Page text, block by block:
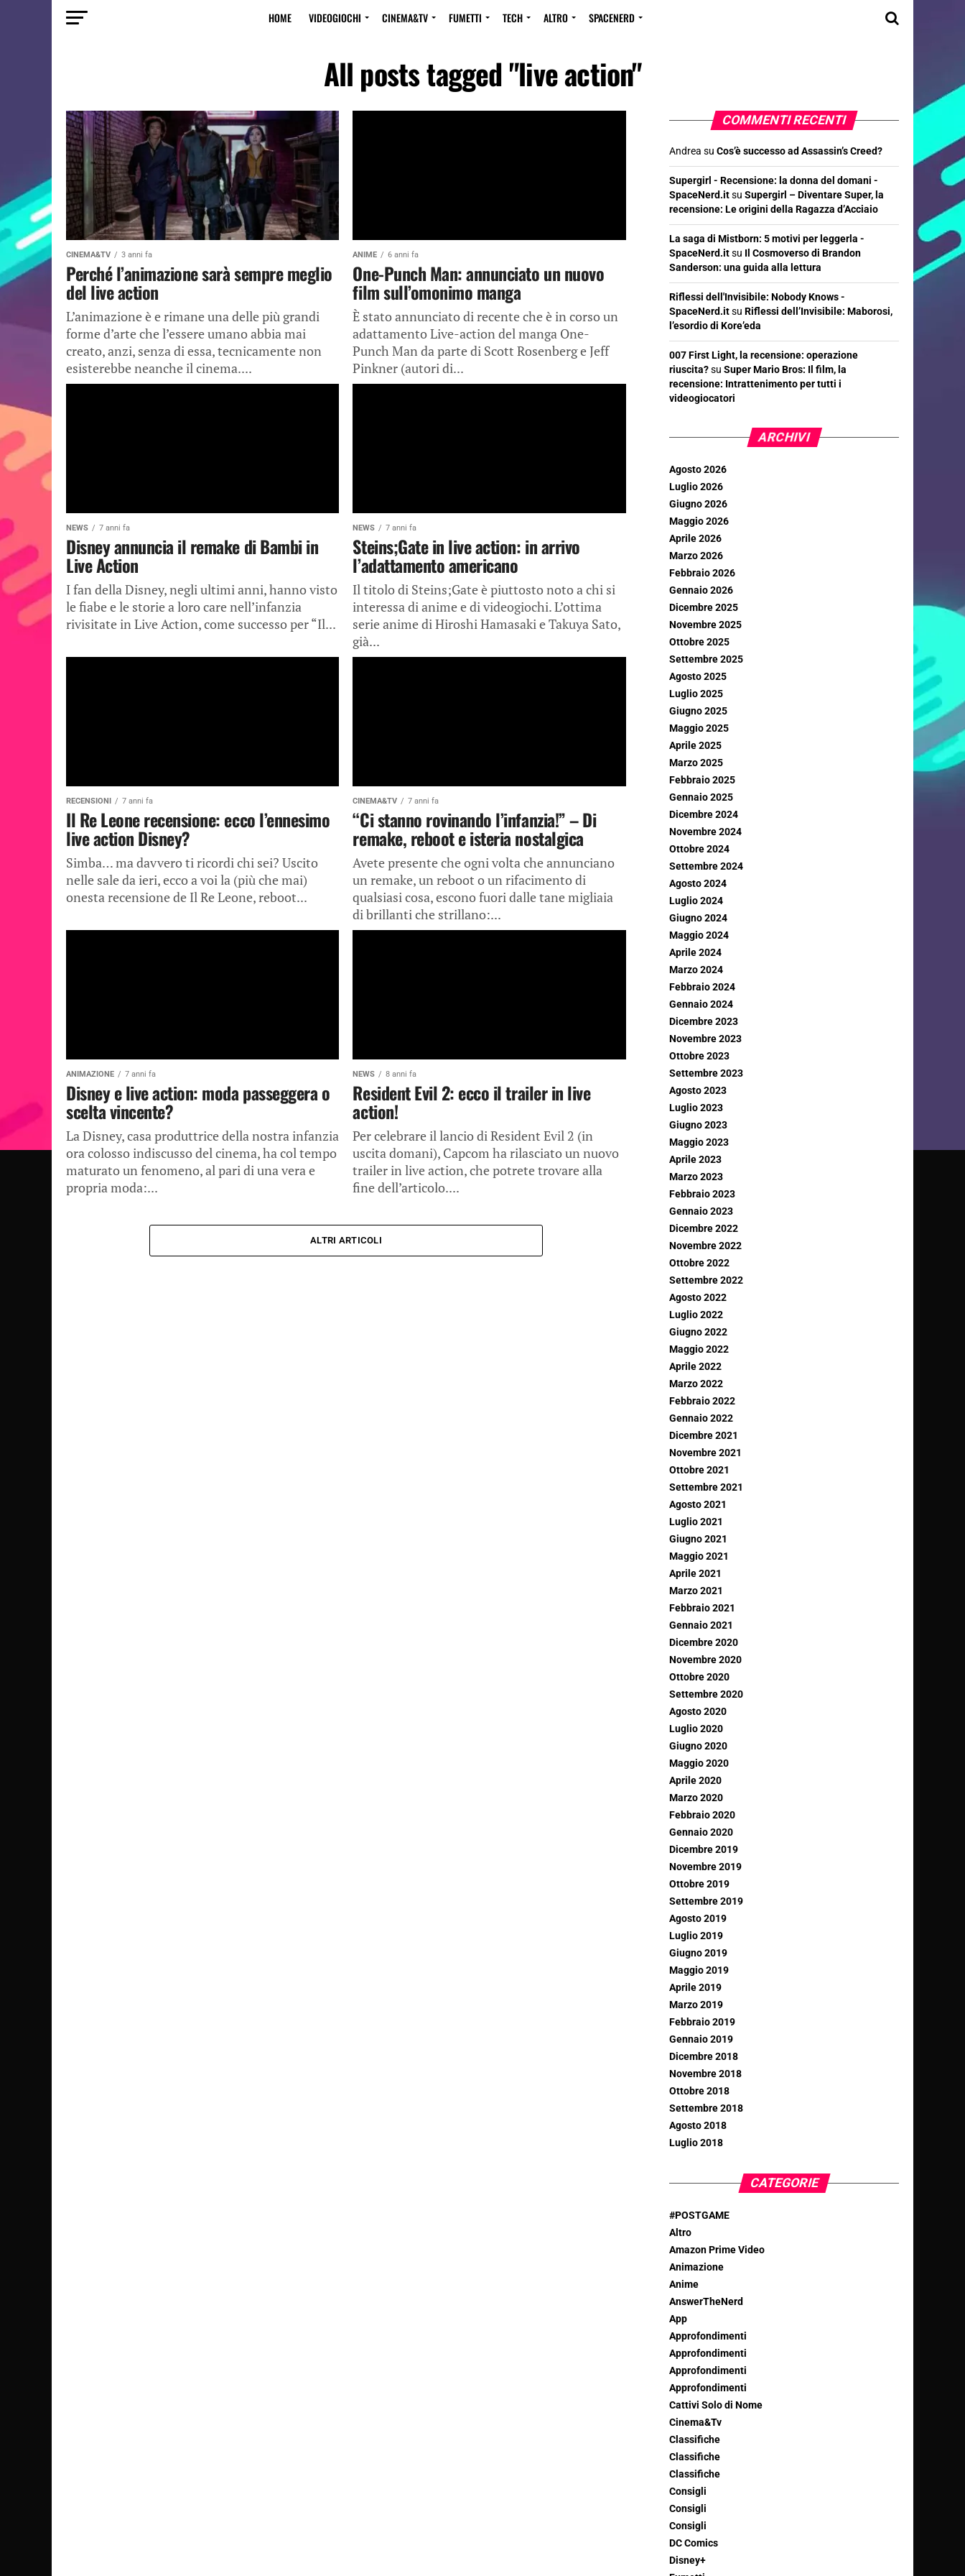
HOME VIDEOGIOCHI CINEMA&TV FUMETTI TECH ALTRO SPACENERD
All posts tagged "live action"
CINEMA&TV 3 anni fa
Perché l’animazione sarà sempre meglio
del live action
L’animazione è e rimane una delle più grandi
forme d’arte che l’essere umano abbia mai
creato, anzi, senza di essa, tecnicamente non
esisterebbe neanche il cinema....
ANIME 6 anni fa
One-Punch Man: annunciato un nuovo
film sull’omonimo manga
È stato annunciato di recente che è in corso un
adattamento Live-action del manga One-
Punch Man da parte di Scott Rosenberg e Jeff
Pinkner (autori di...
NEWS 7 anni fa
Disney annuncia il remake di Bambi in
Live Action
I fan della Disney, negli ultimi anni, hanno visto
le fiabe e le storie a loro care nell’infanzia
rivisitate in Live Action, come successo per “Il...
NEWS 7 anni fa
Steins;Gate in live action: in arrivo
l’adattamento americano
Il titolo di Steins;Gate è piuttosto noto a chi si
interessa di anime e di videogiochi. L’ottima
serie anime di Hiroshi Hamasaki e Takuya Sato,
già...
RECENSIONI 7 anni fa
Il Re Leone recensione: ecco l’ennesimo
live action Disney?
Simba… ma davvero ti ricordi chi sei? Uscito
nelle sale da ieri, ecco a voi la (più che mai)
onesta recensione de Il Re Leone, reboot...
CINEMA&TV 7 anni fa
“Ci stanno rovinando l’infanzia!” – Di
remake, reboot e isteria nostalgica
Avete presente che ogni volta che annunciano
un remake, un reboot o un rifacimento di
qualsiasi cosa, escono fuori dalle tane migliaia
di brillanti che strillano:...
ANIMAZIONE 7 anni fa
Disney e live action: moda passeggera o
scelta vincente?
La Disney, casa produttrice della nostra infanzia
ora colosso indiscusso del cinema, ha col tempo
maturato un fenomeno, al pari di una vera e
propria moda:...
NEWS 8 anni fa
Resident Evil 2: ecco il trailer in live
action!
Per celebrare il lancio di Resident Evil 2 (in
uscita domani), Capcom ha rilasciato un nuovo
trailer in live action, che potrete trovare alla
fine dell’articolo....
ALTRI ARTICOLI
COMMENTI RECENTI
Andrea su Cos’è successo ad Assassin’s Creed?
Supergirl - Recensione: la donna del domani -
SpaceNerd.itsu Supergirl – Diventare Super, la
recensione: Le origini della Ragazza d’Acciaio
La saga di Mistborn: 5 motivi per leggerla -
SpaceNerd.itsu Il Cosmoverso di Brandon
Sanderson: una guida alla lettura
Riflessi dell'Invisibile: Nobody Knows -
SpaceNerd.itsu Riflessi dell’Invisibile: Maborosi,
l’esordio di Kore’eda
007 First Light, la recensione: operazione
riuscita?su Super Mario Bros: Il film, la
recensione: Intrattenimento per tutti i
videogiocatori
ARCHIVI
Agosto 2026
Luglio 2026
Giugno 2026
Maggio 2026
Aprile 2026
Marzo 2026
Febbraio 2026
Gennaio 2026
Dicembre 2025
Novembre 2025
Ottobre 2025
Settembre 2025
Agosto 2025
Luglio 2025
Giugno 2025
Maggio 2025
Aprile 2025
Marzo 2025
Febbraio 2025
Gennaio 2025
Dicembre 2024
Novembre 2024
Ottobre 2024
Settembre 2024
Agosto 2024
Luglio 2024
Giugno 2024
Maggio 2024
Aprile 2024
Marzo 2024
Febbraio 2024
Gennaio 2024
Dicembre 2023
Novembre 2023
Ottobre 2023
Settembre 2023
Agosto 2023
Luglio 2023
Giugno 2023
Maggio 2023
Aprile 2023
Marzo 2023
Febbraio 2023
Gennaio 2023
Dicembre 2022
Novembre 2022
Ottobre 2022
Settembre 2022
Agosto 2022
Luglio 2022
Giugno 2022
Maggio 2022
Aprile 2022
Marzo 2022
Febbraio 2022
Gennaio 2022
Dicembre 2021
Novembre 2021
Ottobre 2021
Settembre 2021
Agosto 2021
Luglio 2021
Giugno 2021
Maggio 2021
Aprile 2021
Marzo 2021
Febbraio 2021
Gennaio 2021
Dicembre 2020
Novembre 2020
Ottobre 2020
Settembre 2020
Agosto 2020
Luglio 2020
Giugno 2020
Maggio 2020
Aprile 2020
Marzo 2020
Febbraio 2020
Gennaio 2020
Dicembre 2019
Novembre 2019
Ottobre 2019
Settembre 2019
Agosto 2019
Luglio 2019
Giugno 2019
Maggio 2019
Aprile 2019
Marzo 2019
Febbraio 2019
Gennaio 2019
Dicembre 2018
Novembre 2018
Ottobre 2018
Settembre 2018
Agosto 2018
Luglio 2018
CATEGORIE
#POSTGAME
Altro
Amazon Prime Video
Animazione
Anime
AnswerTheNerd
App
Approfondimenti
Approfondimenti
Approfondimenti
Approfondimenti
Cattivi Solo di Nome
Cinema&Tv
Classifiche
Classifiche
Classifiche
Consigli
Consigli
Consigli
DC Comics
Disney+